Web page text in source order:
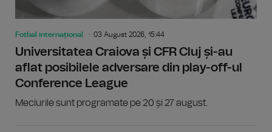
Fotbal internațional 03 August 2026, 15:44
Universitatea Craiova și CFR Cluj și-au
aflat posibilele adversare din play-off-ul
Conference League
Meciurile sunt programate pe 20 și 27 august.